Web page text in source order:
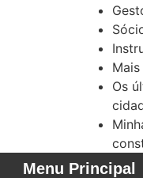
Os
Menu Principal